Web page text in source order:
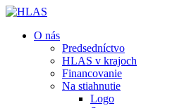
O nás
Predsedníctvo
HLAS v krajoch
Financovanie
Na stiahnutie
Logo